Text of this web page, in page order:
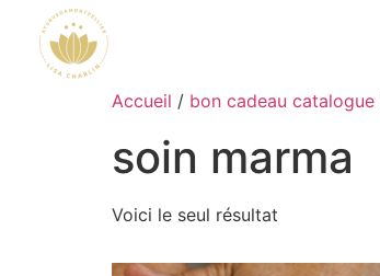
Accueil / bon cadeau catalogue
soin marma
Voici le seul résultat